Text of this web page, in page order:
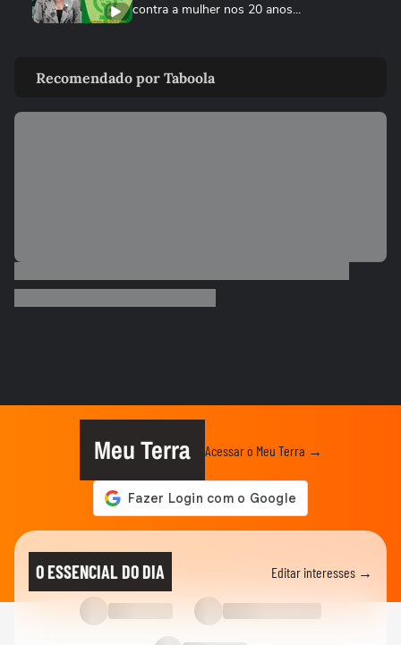
contra a mulher nos 20 anos...
skate, mas diz que esporte...
ESPORTES
apresentado à torcida do...
Vozinha é apresentado com festa no
Colo-Colo após destaque na Copa...
Raio atinge estádio na Tailândia, mata um
jogador e deixa outros...
Neymar relaxa em iate após polêmica
Recomendado por Taboola
Meu Terra Acessar o Meu Terra →
O ESSENCIAL DO DIA Editar interesses →